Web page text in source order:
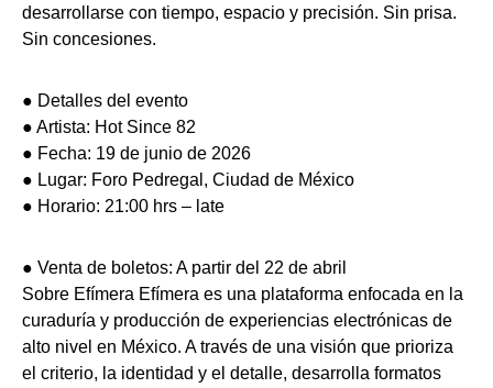
desarrollarse con tiempo, espacio y precisión. Sin prisa.
Sin concesiones.
● Detalles del evento
● Artista: Hot Since 82
● Fecha: 19 de junio de 2026
● Lugar: Foro Pedregal, Ciudad de México
● Horario: 21:00 hrs – late
● Venta de boletos: A partir del 22 de abril
Sobre Efímera Efímera es una plataforma enfocada en la
curaduría y producción de experiencias electrónicas de
alto nivel en México. A través de una visión que prioriza
el criterio, la identidad y el detalle, desarrolla formatos